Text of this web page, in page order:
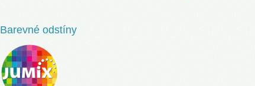
Barevné odstíny